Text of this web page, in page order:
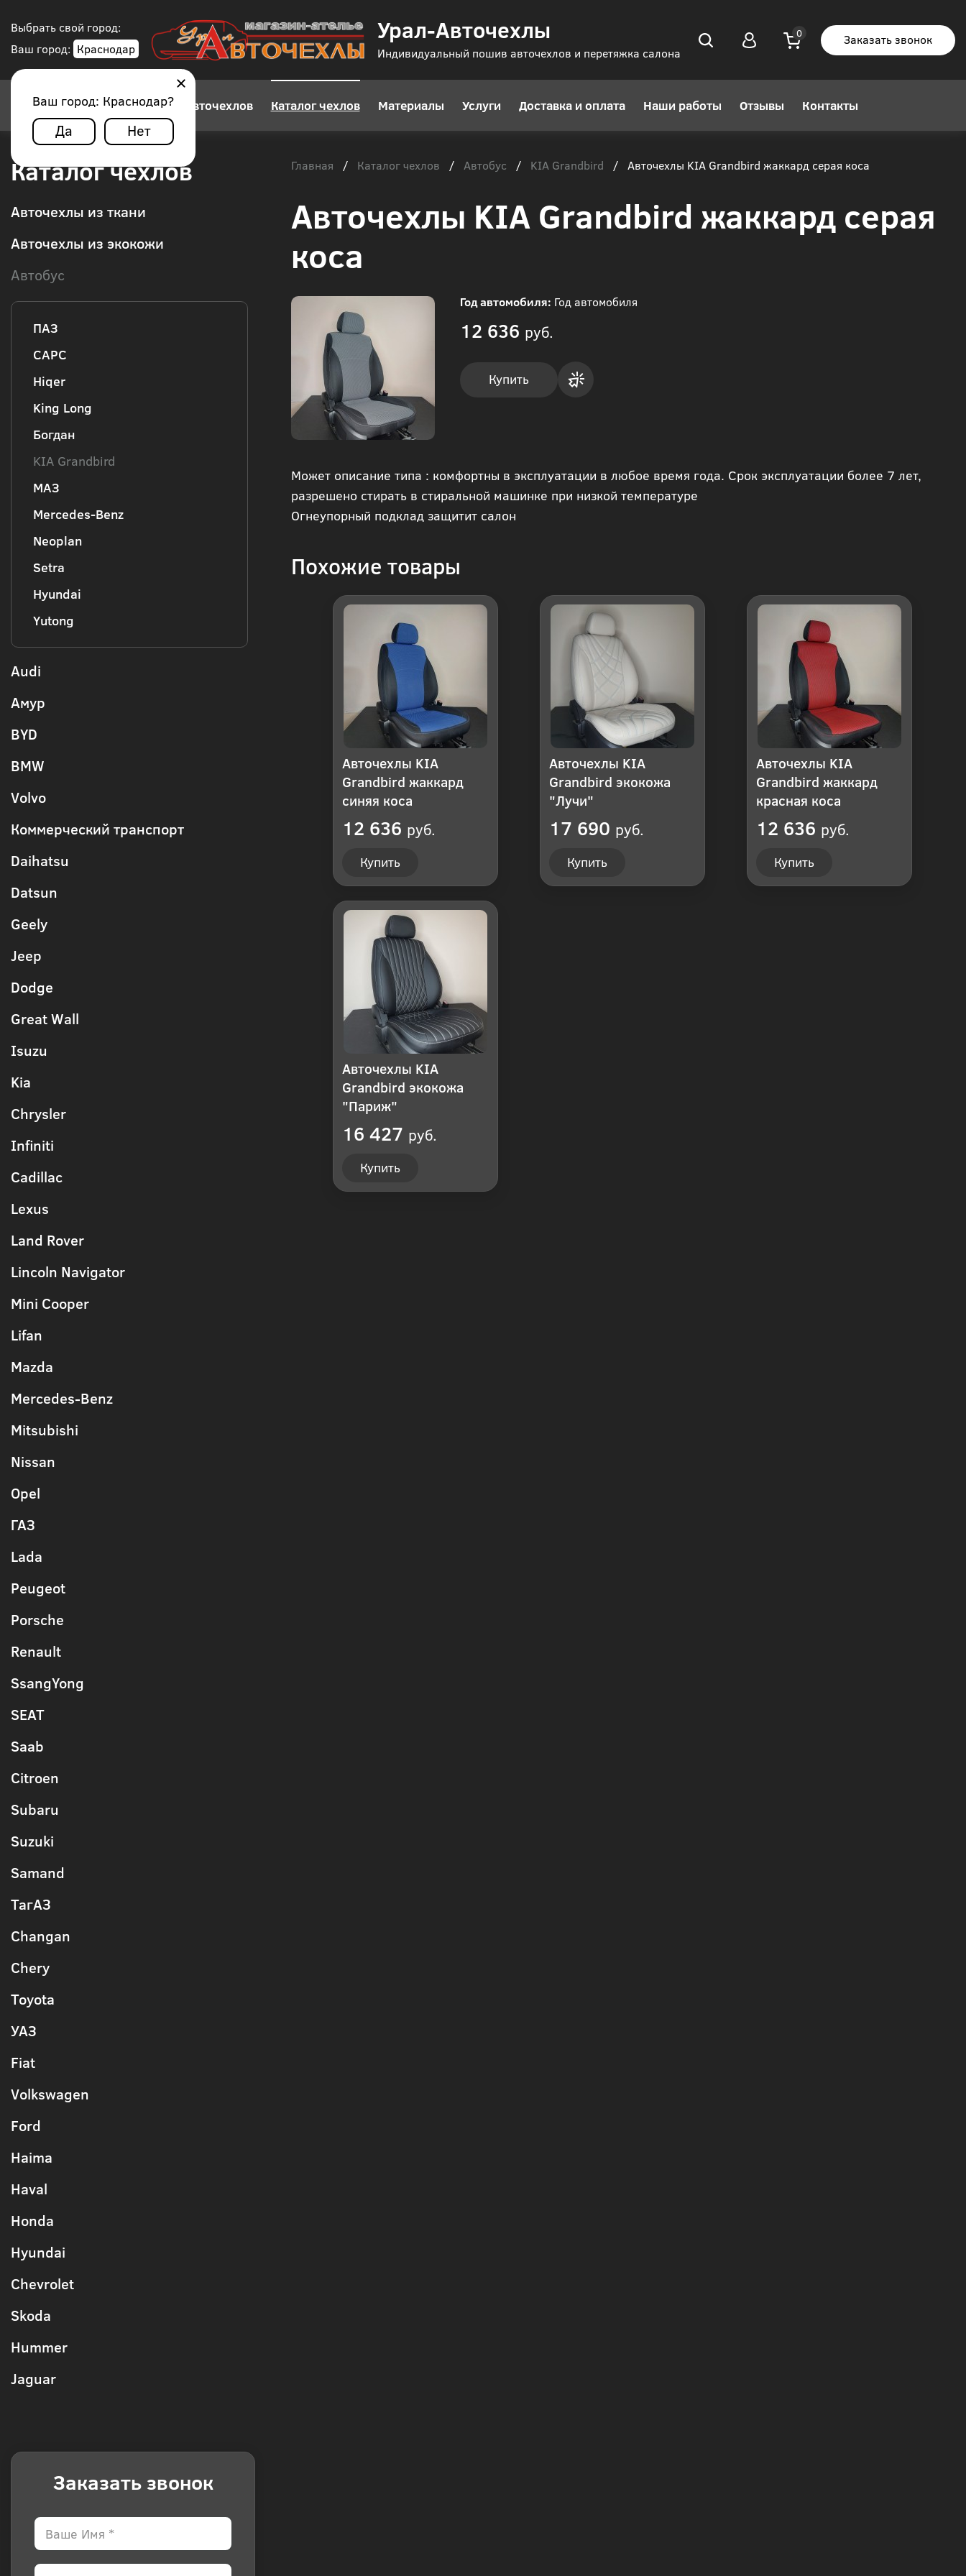
Выбрать свой город:
Ваш город: Краснодар
Ваш город: Краснодар?
Да Нет
Урал-Авточехлы
Индивидуальный пошив авточехлов и перетяжка салона
Заказать звонок
Конструктор авточехлов Каталог чехлов Материалы Услуги Доставка и оплата Наши работы Отзывы Контакты
Каталог чехлов
Авточехлы из ткани
Авточехлы из экокожи
Автобус
ПАЗ
CAPC
Hiqer
King Long
Богдан
KIA Grandbird
МАЗ
Mercedes-Benz
Neoplan
Setra
Hyundai
Yutong
Audi
Амур
BYD
BMW
Volvo
Коммерческий транспорт
Daihatsu
Datsun
Geely
Jeep
Dodge
Great Wall
Isuzu
Kia
Chrysler
Infiniti
Cadillac
Lexus
Land Rover
Lincoln Navigator
Mini Cooper
Lifan
Mazda
Mercedes-Benz
Mitsubishi
Nissan
Opel
ГАЗ
Lada
Peugeot
Porsche
Renault
SsangYong
SEAT
Saab
Citroen
Subaru
Suzuki
Samand
ТагАЗ
Changan
Chery
Toyota
УАЗ
Fiat
Volkswagen
Ford
Haima
Haval
Honda
Hyundai
Chevrolet
Skoda
Hummer
Jaguar
Заказать звонок
Главная / Каталог чехлов / Автобус / KIA Grandbird / Авточехлы KIA Grandbird жаккард серая коса
Авточехлы KIA Grandbird жаккард серая
коса
Год автомобиля: Год автомобиля
12 636 руб.
Купить
клик
Может описание типа : комфортны в эксплуатации в любое время года. Срок эксплуатации более 7 лет,
разрешено стирать в стиральной машинке при низкой температуре
Огнеупорный подклад защитит салон
Похожие товары
Авточехлы KIA
Grandbird жаккард
синяя коса
12 636 руб.
Купить
Авточехлы KIA
Grandbird экокожа
"Лучи"
17 690 руб.
Купить
Авточехлы KIA
Grandbird жаккард
красная коса
12 636 руб.
Купить
Авточехлы KIA
Grandbird экокожа
"Париж"
16 427 руб.
Купить